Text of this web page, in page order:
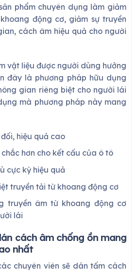
phẩm chuyên dụng làm giảm
động cơ, giảm sự truyền
cách âm hiệu quả cho người
vật liệu được người dùng hưởng
đây là phương pháp hữu dụng
gian riêng biệt cho người lái
mà phương pháp này mang
hiệu quả cao
hơn cho kết cấu của ô tô
cực kỳ hiệu quả
truyền tải từ khoang động cơ
truyền âm từ khoang động cơ
lái
cách âm chống ồn mang
nhất
chuyên viên sẽ dán tấm cách